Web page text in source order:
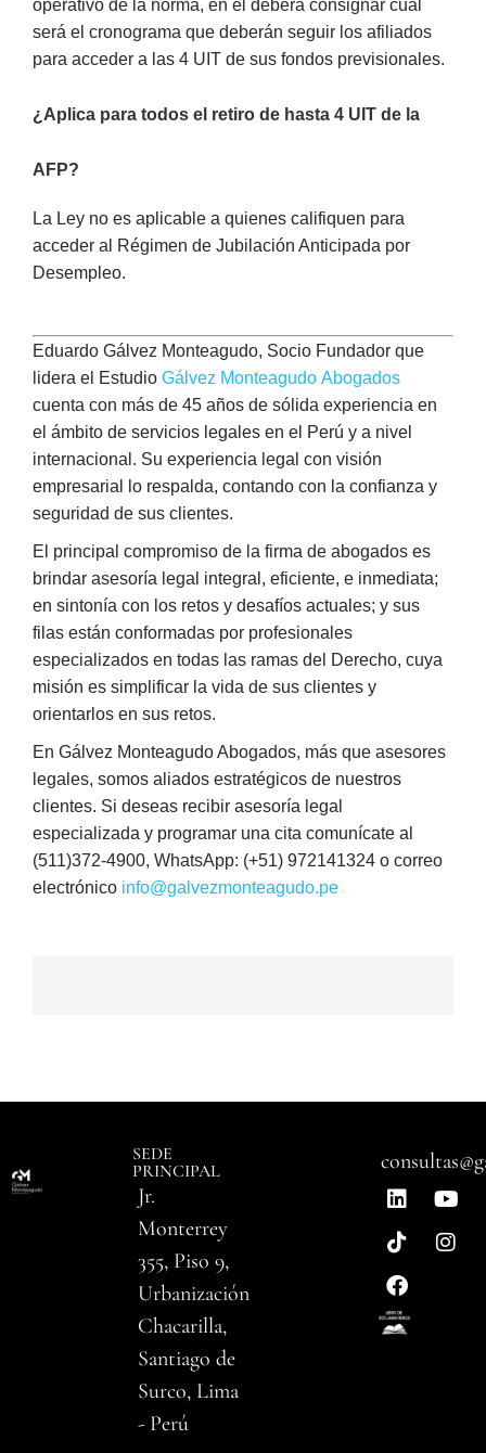
operativo de la norma, en él deberá consignar cuál
será el cronograma que deberán seguir los afiliados
para acceder a las 4 UIT de sus fondos previsionales.
¿Aplica para todos el retiro de hasta 4 UIT de la
AFP?
La Ley no es aplicable a quienes califiquen para
acceder al Régimen de Jubilación Anticipada por
Desempleo.
Eduardo Gálvez Monteagudo, Socio Fundador que
lidera el Estudio Gálvez Monteagudo Abogados
cuenta con más de 45 años de sólida experiencia en
el ámbito de servicios legales en el Perú y a nivel
internacional. Su experiencia legal con visión
empresarial lo respalda, contando con la confianza y
seguridad de sus clientes.
El principal compromiso de la firma de abogados es
brindar asesoría legal integral, eficiente, e inmediata;
en sintonía con los retos y desafíos actuales; y sus
filas están conformadas por profesionales
especializados en todas las ramas del Derecho, cuya
misión es simplificar la vida de sus clientes y
orientarlos en sus retos.
En Gálvez Monteagudo Abogados, más que asesores
legales, somos aliados estratégicos de nuestros
clientes. Si deseas recibir asesoría legal
especializada y programar una cita comunícate al
(511)372-4900, WhatsApp: (+51) 972141324 o correo
electrónico info@galvezmonteagudo.pe
SEDE
PRINCIPAL
Jr.
Monterrey
355, Piso 9,
Urbanización
Chacarilla,
Santiago de
Surco, Lima
- Perú